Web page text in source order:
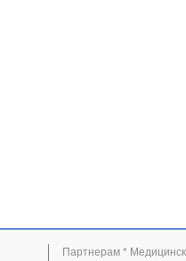
Партнерам *